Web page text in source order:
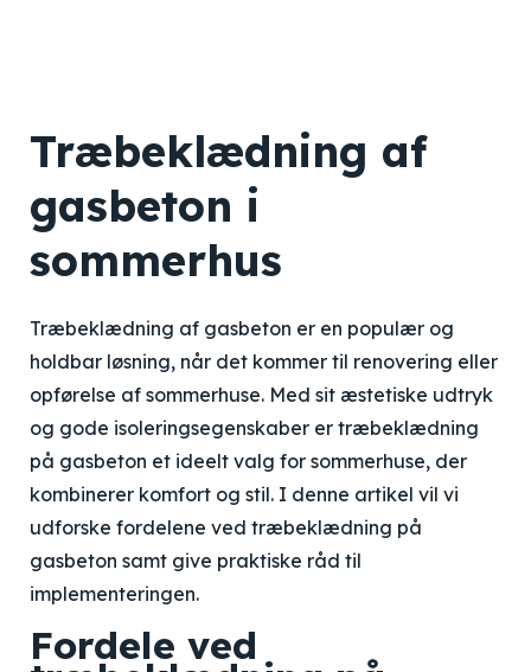
Træbeklædning af
gasbeton i
sommerhus
Træbeklædning af gasbeton er en populær og
holdbar løsning, når det kommer til renovering eller
opførelse af sommerhuse. Med sit æstetiske udtryk
og gode isoleringsegenskaber er træbeklædning
på gasbeton et ideelt valg for sommerhuse, der
kombinerer komfort og stil. I denne artikel vil vi
udforske fordelene ved træbeklædning på
gasbeton samt give praktiske råd til
implementeringen.
Fordele ved